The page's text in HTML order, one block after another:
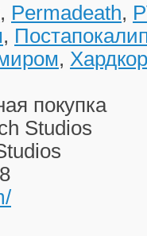
, Permadeath,
,
,
покупка
Studios